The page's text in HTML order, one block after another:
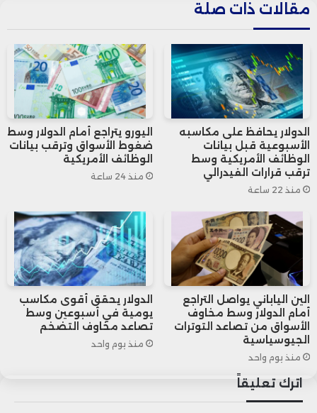
حيث انخفضت أسعار الإنتاج والاستيراد في
على أساس شهري، بينما ارتفع مؤشر أسعار
المستهلكين بنسبة 0.2٪، موافقًا للتوقعات،
ليشكل الشهر الثالث على التوالي من التضخم
الإيجابي ضمن نطاق هدف البنك الوطني
السويسري البالغ 0%-2%.
رغم التضخم المعتدل، حذر رئيس البنك الوطني
السويسري مارتن شليجل من مخاطر الفوائد
السلبية على المدخرات وصناديق التقاعد، مشددًا
على عدم رغبة البنك في خفض أسعار الفائدة
إلى ما دون الصفر.
مقالات ذات صلة
الدولار يحافظ على مكاسبه
الأسبوعية قبل بيانات
الوظائف الأمريكية وسط
ترقب قرارات الفيدرالي
منذ 22 ساعة
اليورو يتراجع أمام الدولار وسط
ضغوط الأسواق وترقب بيانات
الوظائف الأمريكية
منذ 24 ساعة
الين الياباني يواصل التراجع
أمام الدولار وسط مخاوف
الأسواق من تصاعد التوترات
الجيوسياسية
منذ يوم واحد
الدولار يحقق أقوى مكاسب
يومية في أسبوعين وسط
تصاعد مخاوف التضخم
منذ يوم واحد
اترك تعليقاً